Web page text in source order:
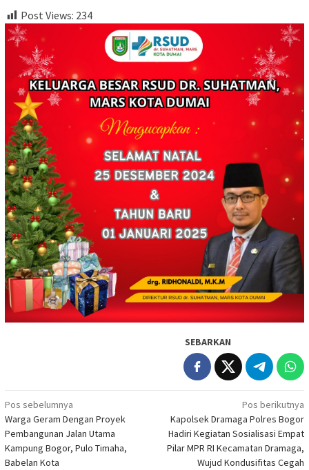
Post Views: 234
SEBARKAN
Navigasi
pos
Pos sebelumnya
Warga Geram Dengan Proyek
Pembangunan Jalan Utama
Kampung Bogor, Pulo Timaha,
Babelan Kota
Pos berikutnya
Kapolsek Dramaga Polres Bogor
Hadiri Kegiatan Sosialisasi Empat
Pilar MPR RI Kecamatan Dramaga,
Wujud Kondusifitas Cegah